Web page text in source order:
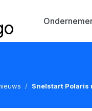
Snelstart Polaris